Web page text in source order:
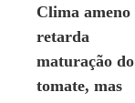
Clima ameno
retarda
maturação do
tomate, mas